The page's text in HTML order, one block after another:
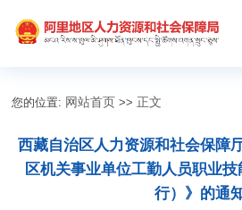
您的位置: 网站首页 >> 正文
西藏自治区人力资源和社会保障
区机关事业单位工勤人员职业
行）》的通